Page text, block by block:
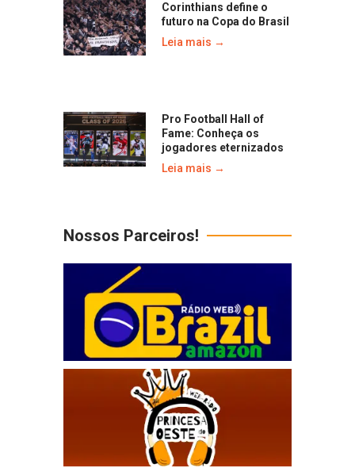
Corinthians define o
futuro na Copa do Brasil
Leia mais →
Pro Football Hall of
Fame: Conheça os
jogadores eternizados
Leia mais →
Nossos Parceiros!